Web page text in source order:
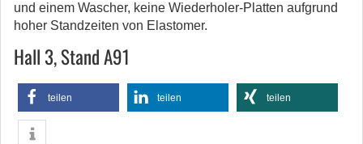
und einem Wascher, keine Wiederholer-Platten aufgrund
hoher Standzeiten von Elastomer.
Hall 3, Stand A91
teilen teilen teilen